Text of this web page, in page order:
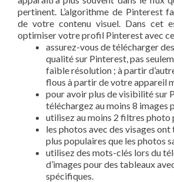
pertinent. L’algorithme de Pinterest
de votre contenu visuel. Dans cet
optimiser votre profil Pinterest avec
assurez-vous de télécharger
qualité sur Pinterest, pas
faible résolution ; à partir
flous à partir de votre appareil
pour avoir plus de visibilité sur
téléchargez au moins 8 images
utilisez au moins 2 filtres photo
les photos avec des visages ont
plus populaires que les photos
utilisez des mots-clés lors du
d’images pour des tableaux
spécifiques.